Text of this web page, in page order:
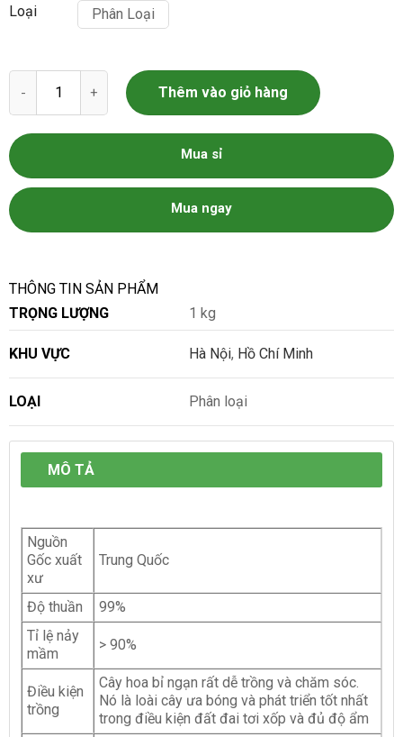
Loại
Phân Loại
Hạt giống hoa bỉ ngạn số lượng
Thêm vào giỏ hàng
Mua sỉ
Mua ngay
THÔNG TIN SẢN PHẨM
TRỌNG LƯỢNG
1 kg
KHU VỰC Hà Nội, Hồ Chí Minh
LOẠI Phân loại
MÔ TẢ
Nguồn
Gốc xuất
xư
Trung Quốc
Độ thuần
99%
Tỉ lệ nảy
mầm
> 90%
Điều kiện
trồng
Cây hoa bỉ ngạn rất dễ trồng và chăm sóc.
Nó là loài cây ưa bóng và phát triển tốt nhất
trong điều kiện đất đai tơi xốp và đủ độ ẩm